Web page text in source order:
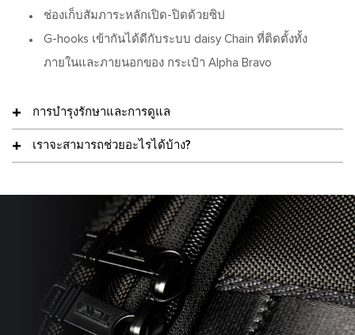
ช่องเก็บสัมภาระหลักเปิด-ปิดด้วยซิป
G-hooks เข้ากันได้ดีกับระบบ daisy Chain ที่ติดตั้งทั้ง
ภายในและภายนอกของ กระเป๋า Alpha Bravo
การบำรุงรักษาและการดูแล
เราจะสามารถช่วยอะไรได้บ้าง?